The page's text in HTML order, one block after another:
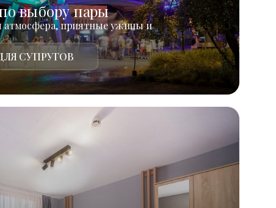
выбору пары
атмосфера, приятные ужины и
СУПРУГОВ